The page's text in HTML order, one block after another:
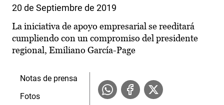
20 de Septiembre de 2019
La iniciativa de apoyo empresarial se reeditará
cumpliendo con un compromiso del presidente
regional, Emiliano García-Page
Notas de prensa
Fotos